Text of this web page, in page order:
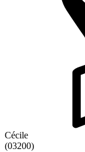
Cécile
(03200)